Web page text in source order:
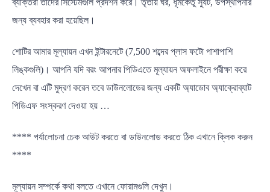
ব্যক্তিরা তাদের সিস্টেমগুলি প্রদর্শন করে। তৃতীয় ঘর, ধূমকেতু স্যুট, উপস্থাপনার
জন্য ব্যবহার করা হয়েছিল।
শোটির আমার মূল্যায়ন এখন ইন্টারনেটে (7,500 শব্দের প্লাস ফটো পাশাপাশি
লিঙ্কগুলি)। আপনি যদি বরং আপনার পিডিএতে মূল্যায়ন অফলাইনে পরীক্ষা করে
দেখেন বা এটি মুদ্রণ করেন তবে ডাউনলোডের জন্য একটি অ্যাডোব অ্যাক্রোব্যাট
পিডিএফ সংস্করণ দেওয়া হয় …
**** পর্যালোচনা চেক আউট করতে বা ডাউনলোড করতে ঠিক এখানে ক্লিক করুন
****
মূল্যায়ন সম্পর্কে কথা বলতে এখানে ফোরামগুলি দেখুন।